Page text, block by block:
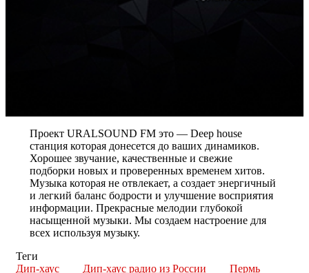
Проект URALSOUND FM это — Deep house
станция которая донесется до ваших динамиков.
Хорошее звучание, качественные и свежие
подборки новых и проверенных временем хитов.
Музыка которая не отвлекает, а создает энергичный
и легкий баланс бодрости и улучшение восприятия
информации. Прекрасные мелодии глубокой
насыщенной музыки. Мы создаем настроение для
всех используя музыку.
Теги
Дип-хаус
Дип-хаус радио из России
Пермь